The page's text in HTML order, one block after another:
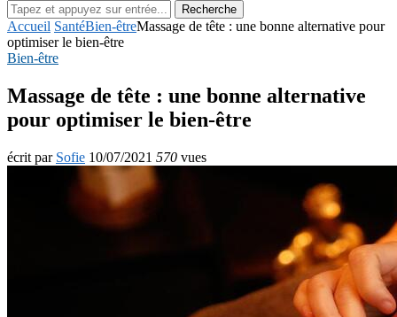
Recherche
Accueil SantéBien-êtreMassage de tête : une bonne alternative pour
optimiser le bien-être
Bien-être
Massage de tête : une bonne alternative
pour optimiser le bien-être
écrit par Sofie 10/07/2021 570 vues